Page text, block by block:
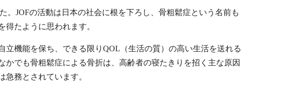
。JOFの活動は日本の社会に根を下ろし、骨粗鬆症という名前も
たように思われます。
立機能を保ち、できる限りQOL（生活の質）の高い生活を送れる
かでも骨粗鬆症による骨折は、高齢者の寝たきりを招く主な原因
務とされています。